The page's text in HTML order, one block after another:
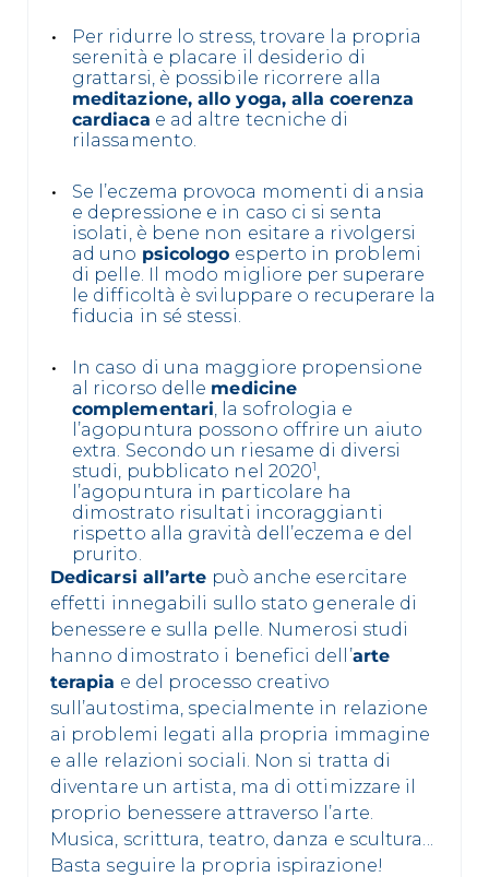
Per ridurre lo stress, trovare la propria
serenità e placare il desiderio di
grattarsi, è possibile ricorrere alla
meditazione, allo yoga, alla coerenza
cardiaca e ad altre tecniche di
rilassamento.
Se l’eczema provoca momenti di ansia
e depressione e in caso ci si senta
isolati, è bene non esitare a rivolgersi
ad uno psicologo esperto in problemi
di pelle. Il modo migliore per superare
le difficoltà è sviluppare o recuperare la
fiducia in sé stessi.
In caso di una maggiore propensione
al ricorso delle medicine
complementari, la sofrologia e
l’agopuntura possono offrire un aiuto
extra. Secondo un riesame di diversi
studi, pubblicato nel 20201,
l’agopuntura in particolare ha
dimostrato risultati incoraggianti
rispetto alla gravità dell’eczema e del
prurito.
Dedicarsi all’arte può anche esercitare
effetti innegabili sullo stato generale di
benessere e sulla pelle. Numerosi studi
hanno dimostrato i benefici dell’arte
terapia e del processo creativo
sull’autostima, specialmente in relazione
ai problemi legati alla propria immagine
e alle relazioni sociali. Non si tratta di
diventare un artista, ma di ottimizzare il
proprio benessere attraverso l’arte.
Musica, scrittura, teatro, danza e scultura...
Basta seguire la propria ispirazione!